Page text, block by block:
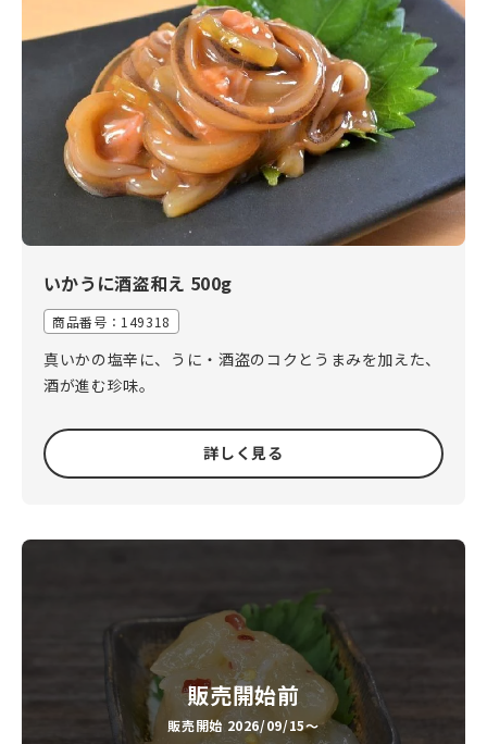
いかうに酒盗和え 500g
商品番号： 149318
真いかの塩辛に、うに・酒盗のコクとうまみを加えた、
酒が進む珍味。
詳しく見る
販売開始前
販売開始 2026/09/15～